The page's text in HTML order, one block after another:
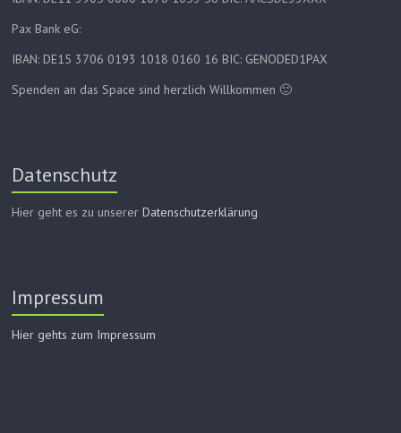
Pax Bank eG:
IBAN: DE15 3706 0193 1018 0160 16 BIC: GENODED1PAX
Spenden an das Space sind herzlich Willkommen 🙂
Datenschutz
Hier geht es zu unsererDatenschutzerklärung
Impressum
Hier gehts zum Impressum